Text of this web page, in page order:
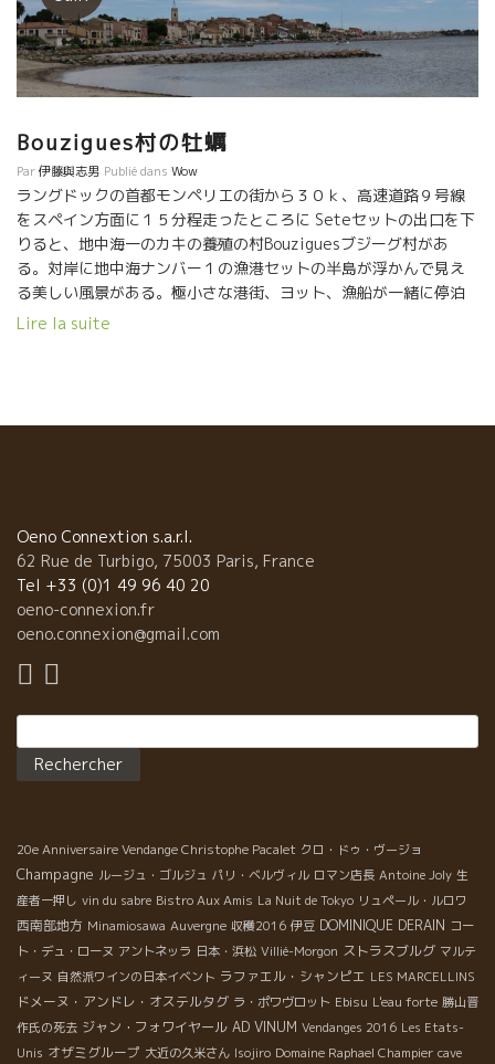
Bouzigues村の牡蠣
Par伊藤與志男 Publié dans Wow
ラングドックの首都モンペリエの街から３０ｋ、高速道路９号線
をスペイン方面に１５分程走ったところに Seteセットの出口を下
りると、地中海一のカキの養殖の村Bouziguesブジーグ村があ
る。対岸に地中海ナンバー１の漁港セットの半島が浮かんで見え
る美しい風景がある。極小さな港街、ヨット、漁船が一緒に停泊
している。 地中海に面したこじんまりした村で牡蠣を食べさせて
味になるので、私はNO2,もしくはN03を買う。 今日は日本からイ
ンポーター・CROS ROADクロス・ロード藤原さん、愛知県一宮の
ワイン屋さんLA MUNOラムノの野村さん、クラブ・パッション・
ド・ヴァンの山田、竹下がラングドックにやって来ている。 今、
ニーム近辺で話題の蔵元、MONT DE MARIEモンドマリーを訪問
蠣を仕入れて持ち込んだ。今回はアサリもあったので持ち込んで
のワインは、石灰質度の強い土壌なので潮っぽく、なんと赤の
Anathemeアナテムでも素晴らしく合ってしまうのに驚いた。 Il y
vendeurs japonais. Comme ca que on peut avancer le monde.
Creation de la relation intence humaine. Ca va changer tout
les sens.
Lire la suite
Oeno Connextion s.a.r.l.
62 Rue de Turbigo, 75003 Paris, France
Tel +33 (0)1 49 96 40 20
oeno-connexion.fr
oeno.connexion@gmail.com
20e Anniversaire Vendange Christophe Pacalet クロ・ドゥ・ヴージョ
Champagne ルージュ・ゴルジュ パリ・ベルヴィル ロマン店長 Antoine Joly 生
産者一押し vin du sabre Bistro Aux Amis La Nuit de Tokyo リュペール・ルロワ
西南部地方 Minamiosawa Auvergne 収穫2016 伊豆 DOMINIQUE DERAIN コー
ト・デュ・ローヌ アントネッラ 日本・浜松 Villié-Morgon ストラスブルグ マルテ
ィーヌ 自然派ワインの日本イベント ラファエル・シャンピエ LES MARCELLINS
ドメーヌ・アンドレ・オステルタグ ラ・ポワヴロット Ebisu L'eau forte 勝山晋
作氏の死去 ジャン・フォワイヤール AD VINUM Vendanges 2016 Les Etats-
Unis オザミグループ 大近の久米さん Isojiro Domaine Raphael Champier cave